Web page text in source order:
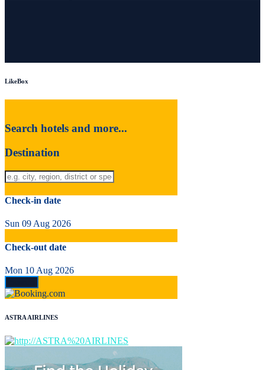
LikeBox
Search hotels and more...
Destination
Check-in date
Sun 09 Aug 2026
Check-out date
Mon 10 Aug 2026
ASTRA AIRLINES